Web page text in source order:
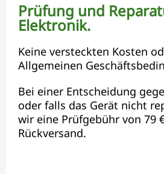
Prüfung und
Elektronik.
Keine versteckten Kosten
Allgemeinen
Bei einer Entscheidung
oder falls das Gerät nicht
wir eine Prüfgebühr von 79
Rückversand.